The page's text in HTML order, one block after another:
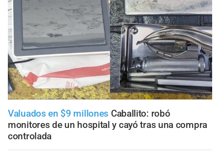
Valuados en $9 millones Caballito: robó
monitores de un hospital y cayó tras una compra
controlada